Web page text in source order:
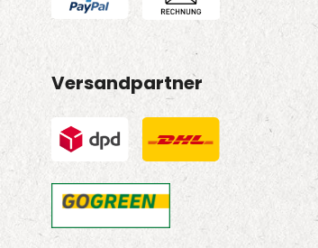
Versandpartner